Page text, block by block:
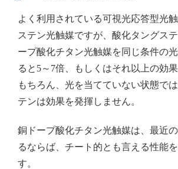
よく利用されている可視光応答型光
ステン光触媒ですが、酸化タングス
ープ酸化チタン光触媒を同じ条件の
ると5～7倍、もしくはそれ以上の効
もちろん、光を当てていない状態で
テンは効果を発揮しません。
銅ドープ酸化チタン光触媒は、最近
るならば、チート的とも言える性能
す。